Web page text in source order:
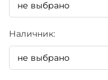
Наличник: